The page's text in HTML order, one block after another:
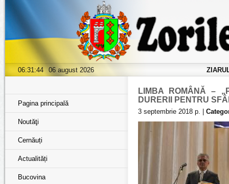
06:31:46 06 august 2026
Pagina principală
Noutăţi
Cernăuți
Actualități
Bucovina
LIMBA ROMÂNĂ –
DURERII PENTRU
3 septembrie 2018 р. |